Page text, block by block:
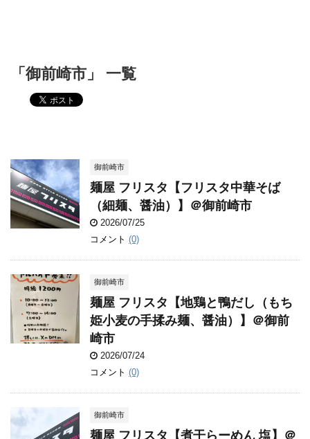
「御前崎市」 一覧
御前崎市
麺屋 フリスタ【フリスタ中華そば
（細麺、醤油）】＠御前崎市
2026/07/25
コメント (0)
御前崎市
麺屋 フリスタ【地鶏と鴨だし（もち
姫小麦の手揉み麺、醤油）】＠御前
崎市
2026/07/24
コメント (0)
御前崎市
麺屋 フリスタ【煮干らーめん 塩】＠